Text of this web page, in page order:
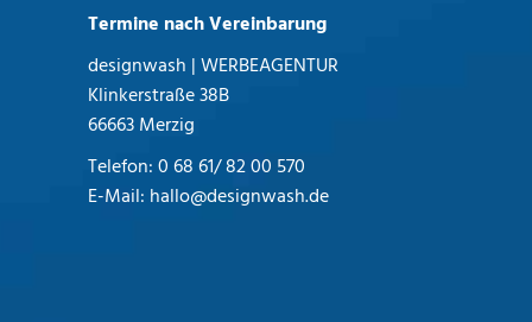
Termine nach Vereinbarung
designwash | WERBEAGENTUR
Klinkerstraße 38B
66663 Merzig
Telefon:0 68 61/ 82 00 570
E-Mail: hallo@designwash.de